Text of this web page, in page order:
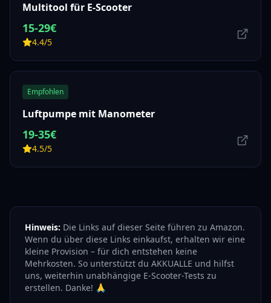
Multitool für E-Scooter
15-29€
4.4/5
Empfohlen
Luftpumpe mit Manometer
19-35€
4.5/5
Hinweis: Die Links auf dieser Seite führen zu Amazon.
Wenn du über diese Links einkaufst, erhalten wir eine
kleine Provision – für dich entstehen keine
Mehrkosten. So unterstützt du AKKUALLE und hilfst
uns, weiterhin unabhängige E-Scooter-Tests zu
erstellen. Danke! 🙏